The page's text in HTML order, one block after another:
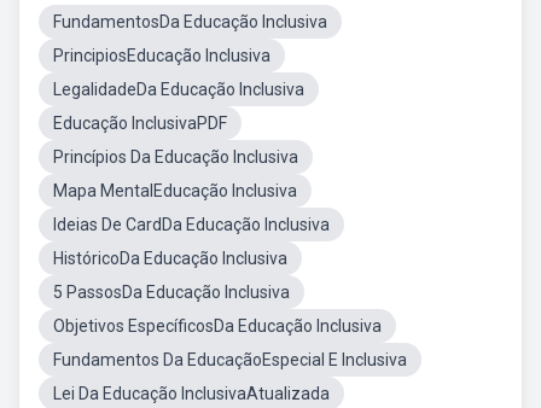
FundamentosDa Educação Inclusiva
PrincipiosEducação Inclusiva
LegalidadeDa Educação Inclusiva
Educação InclusivaPDF
Princípios Da Educação Inclusiva
Mapa MentalEducação Inclusiva
Ideias De CardDa Educação Inclusiva
HistóricoDa Educação Inclusiva
5 PassosDa Educação Inclusiva
Objetivos EspecíficosDa Educação Inclusiva
Fundamentos Da EducaçãoEspecial E Inclusiva
Lei Da Educação InclusivaAtualizada